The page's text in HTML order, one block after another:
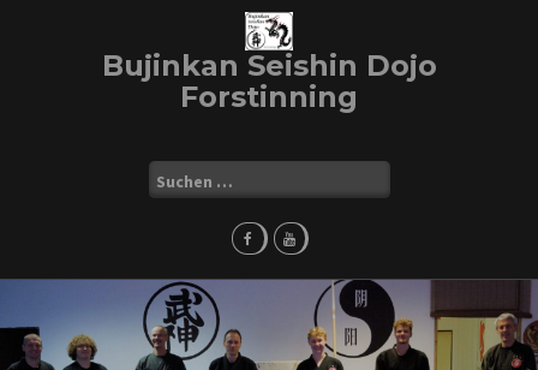
Bujinkan Seishin Dojo
Forstinning
Suchen
nach: